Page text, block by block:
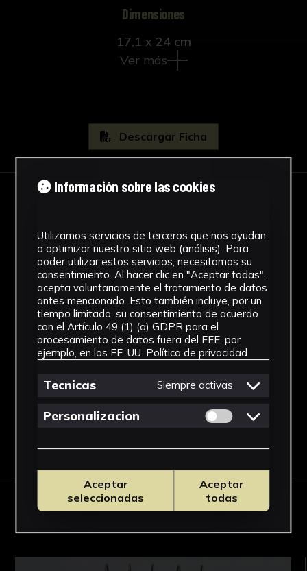
Dimensiones
17,1 x 24 cm
Ver más
Descargar Ficha
OBRAS RELACIONADAS
Información sobre las cookies
Utilizamos servicios de terceros que nos ayudan
a optimizar nuestro sitio web (análisis). Para
poder utilizar estos servicios, necesitamos su
consentimiento. Al hacer clic en "Aceptar todas",
acepta voluntariamente el tratamiento de datos
antes mencionado. Esto también incluye, por un
tiempo limitado, su consentimiento de acuerdo
con el Artículo 49 (1) (a) GDPR para el
procesamiento de datos fuera del EEE, por
ejemplo, en los EE. UU. Política de privacidad
Tecnicas Siempre activas
Personalizacion Permitir cookies
Aceptar
seleccionadas
Aceptar
todas